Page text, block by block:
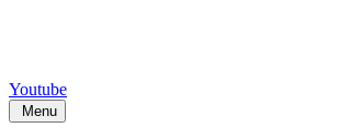
Youtube
Menu